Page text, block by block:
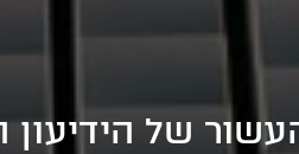
העשור של